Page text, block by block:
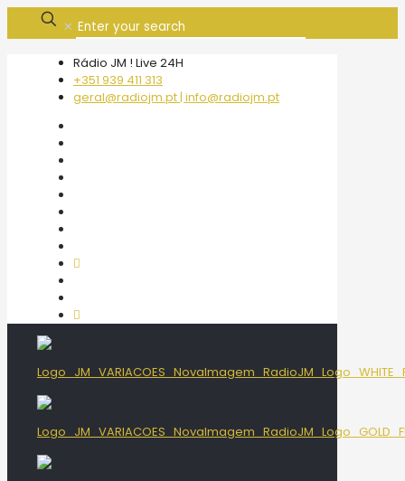
✕
Rádio JM ! Live 24H
+351 939 411 313
geral@radiojm.pt | info@radiojm.pt